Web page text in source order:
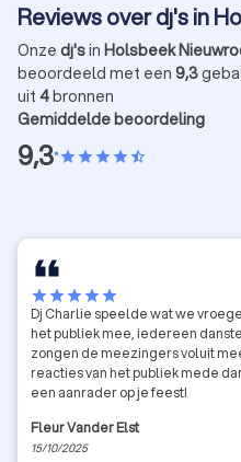
Reviews over dj's in
Onze dj'sin Holsbeek
beoordeeld met een 9,3
uit 4bronnen
Gemiddelde beoordeling
9,3•starstarstarstarstar_half
starstarstarstarstar
Dj Charlie speelde wat we
het publiek mee, iedereen
zongen de meezingers voluit
reacties van het publiek mede
een aanrader op je feest!
Fleur Vander Elst
15/10/2025